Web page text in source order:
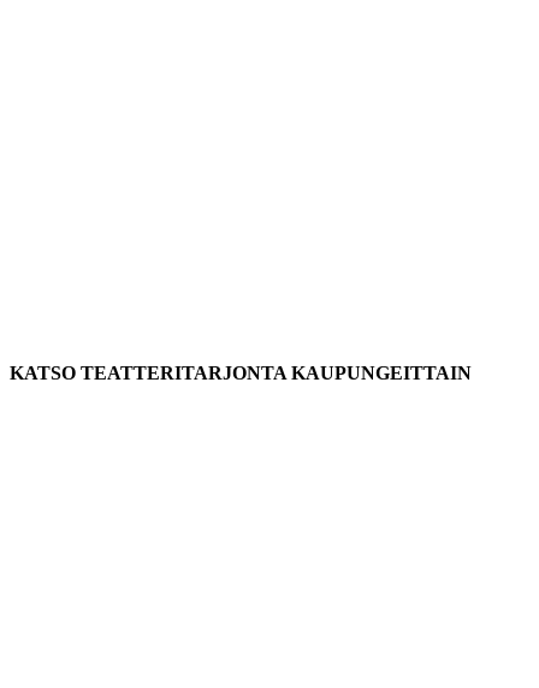
KATSO TEATTERITARJONTA KAUPUNGEITTAIN